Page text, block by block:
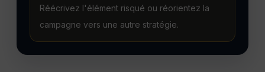
Réécrivez l'élément risqué ou réorientez la
campagne vers une autre stratégie.